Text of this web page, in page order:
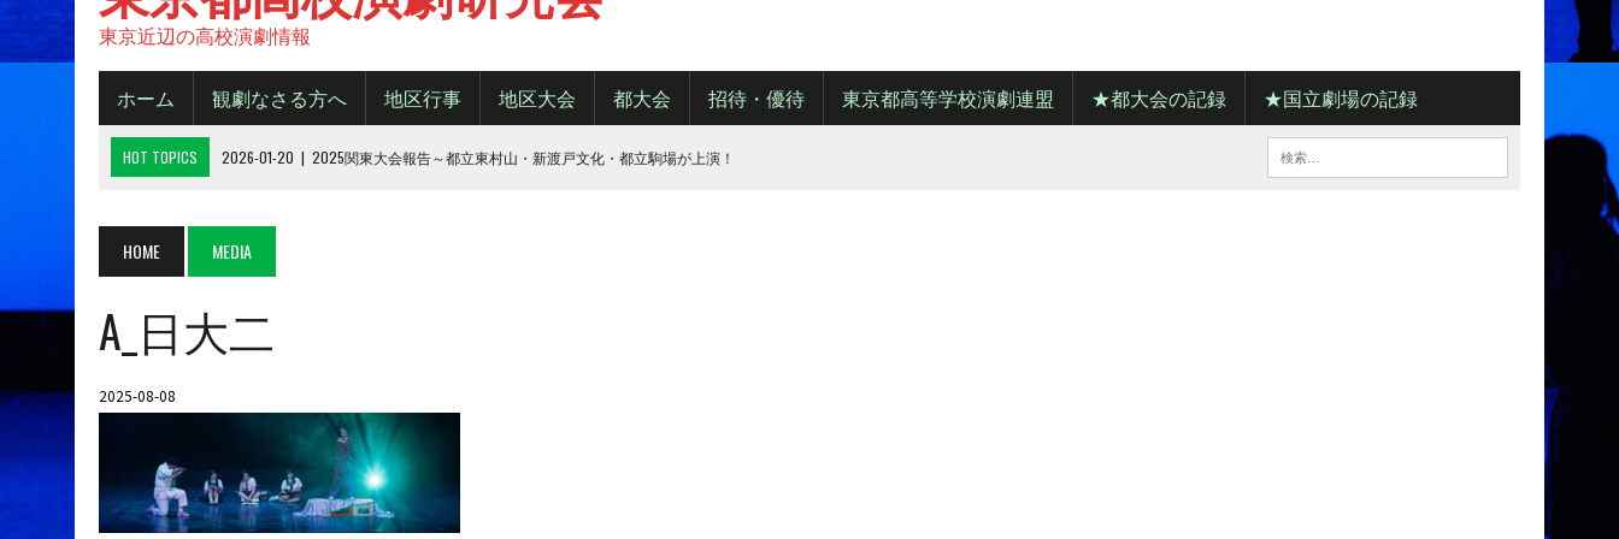
東京近辺の高校演劇情報
ホーム 観劇なさる方へ 地区行事 地区大会 都大会 招待・優待 東京都高等学校演劇連盟 ★都大会の記録 ★国立劇場の記録
HOT TOPICS 2026-01-20 | 2025関東大会報告～都立東村山・新渡戸文化・都立駒場が上演！
2025-10-14 | 2025年 都大会の観劇について
2026-06-15
令和８年度城東地区新人デビューフェスティバル
HOME MEDIA
A_日大二
2025-08-08